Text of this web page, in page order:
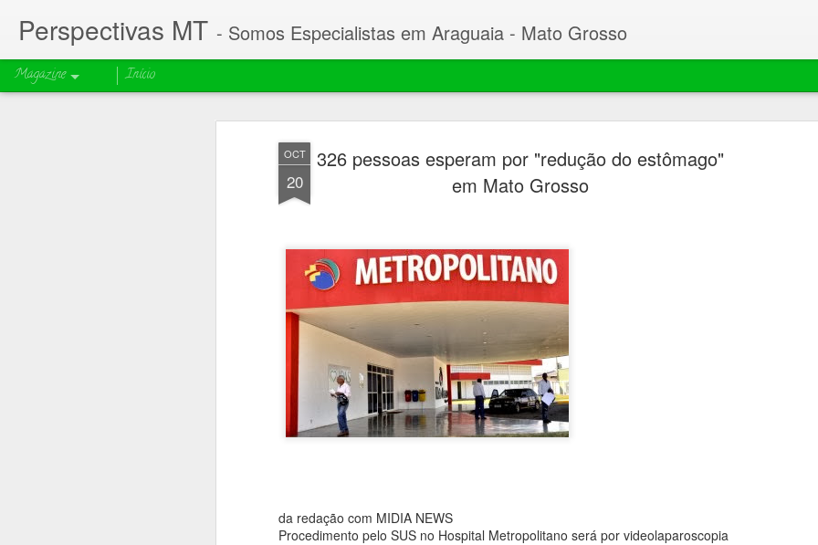
OCT
20
326 pessoas esperam por "redução do estômago"
em Mato Grosso
da redação com MIDIA NEWS
Procedimento pelo SUS no Hospital Metropolitano será por videolaparoscopia
Perspectivas MT - Somos Especialistas em Araguaia - Mato Grosso
Magazine Início